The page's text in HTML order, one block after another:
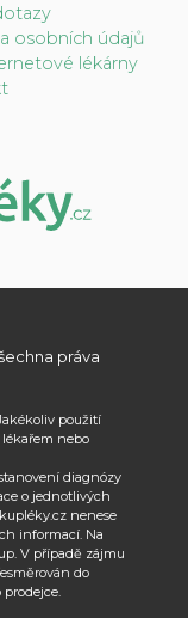
osobních údajů
lékárny
práva
použití
nebo
diagnózy
o jednotlivých
nenese
informací. Na
V případě zájmu
do